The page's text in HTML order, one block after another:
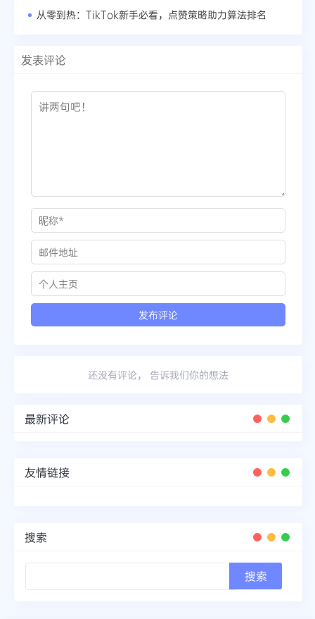
从零到热：TikTok新手必看，点赞策略助力算法排名
发表评论
还没有评论， 告诉我们你的想法
最新评论
友情链接
搜索